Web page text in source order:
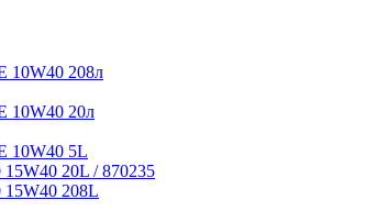
10W40 208л
10W40 20л
10W40 5L
20L / 870235
208L